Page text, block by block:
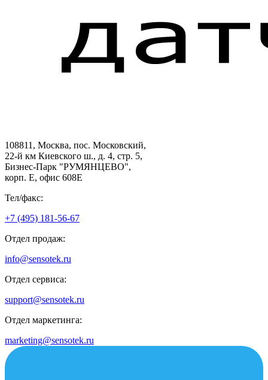
108811, Москва, пос. Московский,
22-й км Киевского ш., д. 4, стр. 5,
Бизнес-Парк "РУМЯНЦЕВО",
корп. Е, офис 608E
Тел/факс:
+7 (495) 181-56-67
Отдел продаж:
info@sensotek.ru
Отдел сервиса:
support@sensotek.ru
Отдел маркетинга:
marketing@sensotek.ru